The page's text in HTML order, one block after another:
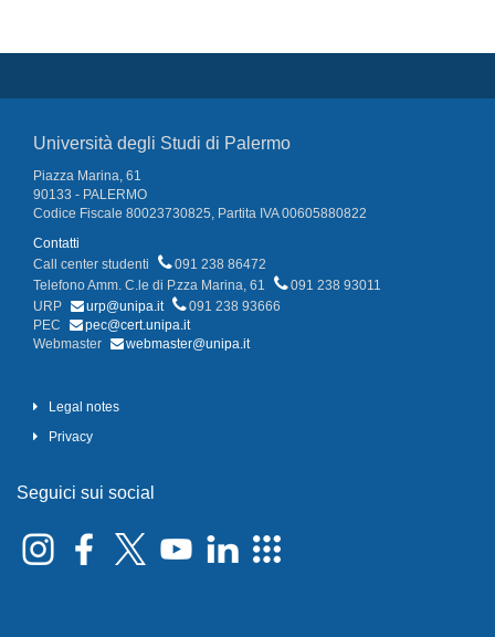
Università degli Studi di Palermo
Piazza Marina, 61
90133 - PALERMO
Codice Fiscale 80023730825, Partita IVA 00605880822
Contatti
Call center studenti
091 238 86472
Telefono Amm. C.le di P.zza Marina, 61
091 238 93011
URP
urp@unipa.it
091 238 93666
PEC
pec@cert.unipa.it
Webmaster
webmaster@unipa.it
Legal notes
Privacy
Seguici sui social